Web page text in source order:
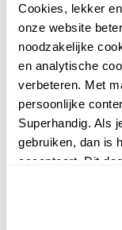
Cookies, lekker
onze website
noodzakelijke
en analytische
verbeteren. Met
persoonlijke
Superhandig. Als
gebruiken, dan is
accepteert. Dit
website niet